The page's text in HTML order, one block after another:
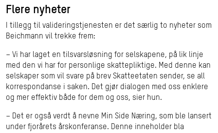
Flere nyheter
I tillegg til valideringstjenesten er det særlig to nyheter som
Beichmann vil trekke frem:
– Vi har laget en tilsvarsløsning for selskapene, på lik linje
med den vi har for personlige skattepliktige. Med denne kan
selskaper som vil svare på brev Skatteetaten sender, se all
korrespondanse i saken. Det gjør dialogen med oss enklere
og mer effektiv både for dem og oss, sier hun.
– Det er også verdt å nevne Min Side Næring, som ble lansert
under fjorårets årskonferanse. Denne inneholder bla